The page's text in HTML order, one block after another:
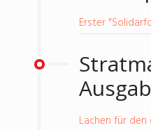
Erster
Lachen für